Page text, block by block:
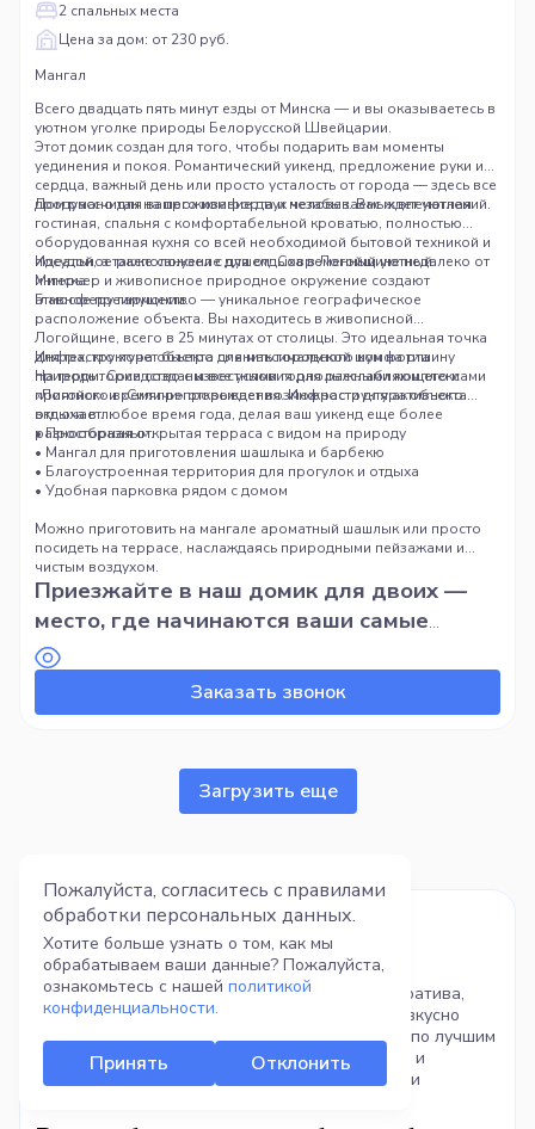
2 спальных места
Цена за дом: от 230 руб.
Мангал
Всего двадцать пять минут езды от Минска — и вы оказываетесь в
уютном уголке природы Белорусской Швейцарии.
Этот домик создан для того, чтобы подарить вам моменты
уединения и покоя. Романтический уикенд, предложение руки и
сердца, важный день или просто усталость от города — здесь все
продумано для вашего комфорта и незабываемых впечатлений.
Дом рассчитан на проживание двух человек. Вас ждет уютная
гостиная, спальня с комфортабельной кроватью, полностью
оборудованная кухня со всей необходимой бытовой техникой и
посудой, а также санузел с душем. Современный уютный
интерьер и живописное природное окружение создают
атмосферу гармонии.
Идеальное расположение для отдыха в Логойщине недалеко от
Минска
Главное преимущество — уникальное географическое
расположение объекта. Вы находитесь в живописной
Логойщине, всего в 25 минутах от столицы. Это идеальная точка
для тех, кто хочет быстро сменить городской шум на тишину
природы. Соседство с известными горнолыжными комплексами
«Логойск» и «Силичи» открывает возможности для активного
отдыха в любое время года, делая ваш уикенд еще более
разнообразным.
Инфраструктура объекта для максимального комфорта
На территории созданы все условия для расслабляющего и
приятного времяпрепровождения. Инфраструктура объекта
включает:
• Просторная открытая терраса с видом на природу
• Мангал для приготовления шашлыка и барбекю
• Благоустроенная территория для прогулок и отдыха
• Удобная парковка рядом с домом
Можно приготовить на мангале ароматный шашлык или просто
посидеть на террасе, наслаждаясь природными пейзажами и
чистым воздухом.
Приезжайте в наш домик для двоих —
место, где начинаются ваши самые
теплые воспоминания.
Заказать звонок
Загрузить еще
в Логойском районе. Снять в
Логойском районе
Ищете идеальное место для праздника, корпоратива,
свадьбы, просто уик-энда на природе или где вкусно
поесть? Наш каталог — это самый полный гид по лучшим
заведениям Беларуси! Здесь вы легко найдете и
сравните сотни вариантов для любого повода и
Пожалуйста, согласитесь с правилами
обработки персональных данных.
Хотите больше узнать о том, как мы
обрабатываем ваши данные? Пожалуйста,
ознакомьтесь с нашей политикой
конфиденциальности.
Принять Отклонить